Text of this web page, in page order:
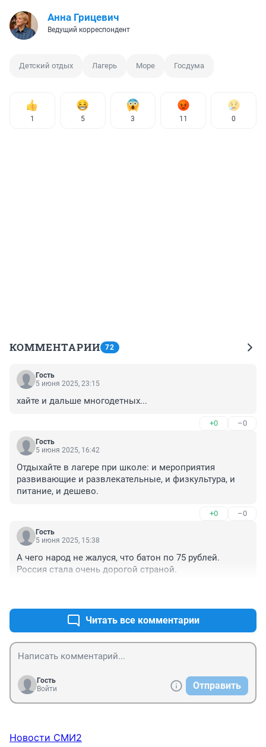
Анна Грицевич
Ведущий корреспондент
Детский отдых Лагерь Море Госдума
1 5 3 11 0
КОММЕНТАРИИ 72
Гость
5 июня 2025, 23:15
хайте и дальше многодетных...
+0 –0
Гость
5 июня 2025, 16:42
Отдыхайте в лагере при школе: и мероприятия
развивающие и развлекательные, и физкультура, и
питание, и дешево.
+0 –0
Гость
5 июня 2025, 15:38
А чего народ не жалуся, что батон по 75 рублей.
Россия стала очень дорогой страной.
Читать все комментарии
Гость
Войти
Отправить
Новости СМИ2